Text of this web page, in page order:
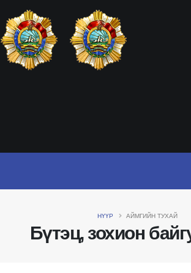
Бүтэц, зохион
НҮҮР АЙМГИЙН ТУХАЙ